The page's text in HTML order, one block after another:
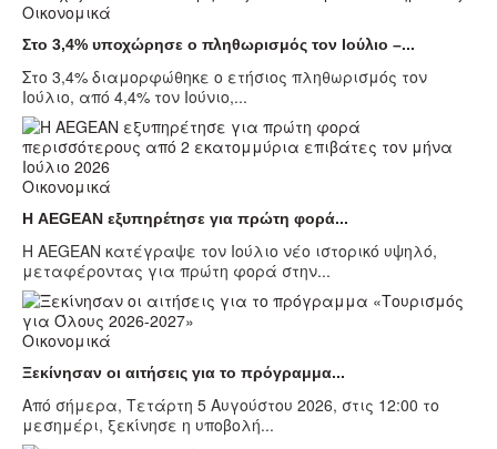
Οικονομικά
Στο 3,4% υποχώρησε ο πληθωρισμός τον Ιούλιο –...
Στο 3,4% διαμορφώθηκε ο ετήσιος πληθωρισμός τον
Ιούλιο, από 4,4% τον Ιούνιο,...
Οικονομικά
Η AEGEAN εξυπηρέτησε για πρώτη φορά...
Η AEGEAN κατέγραψε τον Ιούλιο νέο ιστορικό υψηλό,
μεταφέροντας για πρώτη φορά στην...
Οικονομικά
Ξεκίνησαν οι αιτήσεις για το πρόγραμμα...
Από σήμερα, Τετάρτη 5 Αυγούστου 2026, στις 12:00 το
μεσημέρι, ξεκίνησε η υποβολή...